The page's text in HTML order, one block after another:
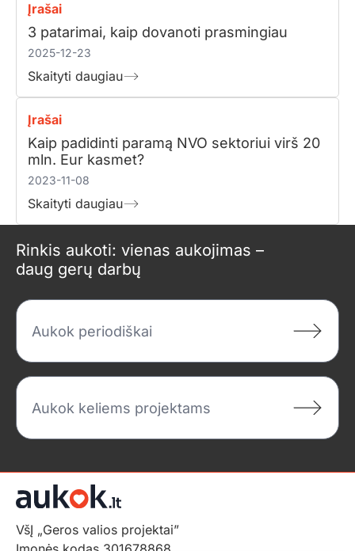
Rinkis aukoti: vienas aukojimas –
daug gerų darbų
Aukok periodiškai
Aukok keliems projektams
Įrašai
3 patarimai, kaip dovanoti prasmingiau
2025-12-23
Skaityti daugiau
Įrašai
Kaip padidinti paramą NVO sektoriui virš 20
mln. Eur kasmet?
2023-11-08
Skaityti daugiau
VšĮ „Geros valios projektai”